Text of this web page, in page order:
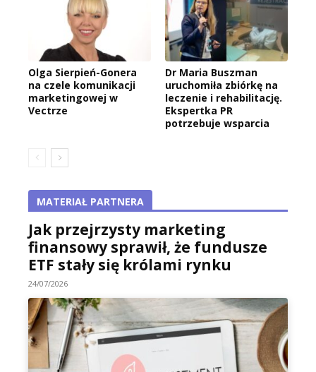
Olga Sierpień-Gonera
na czele komunikacji
marketingowej w
Vectrze
Dr Maria Buszman
uruchomiła zbiórkę na
leczenie i rehabilitację.
Ekspertka PR
potrzebuje wsparcia
MATERIAŁ PARTNERA
Jak przejrzysty marketing
finansowy sprawił, że fundusze
ETF stały się królami rynku
24/07/2026